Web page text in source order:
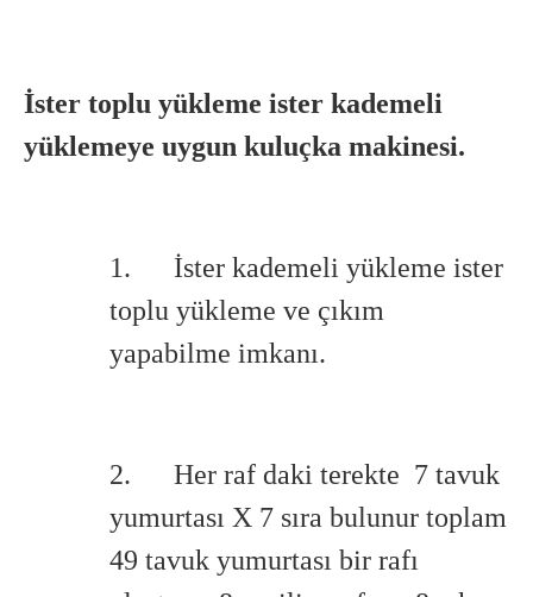
İster toplu yükleme ister kademeli
yüklemeye uygun kuluçka makinesi.
1. İster kademeli yükleme ister
toplu yükleme ve çıkım
yapabilme imkanı.
2. Her raf daki terekte 7 tavuk
yumurtası X 7 sıra bulunur toplam
49 tavuk yumurtası bir rafı